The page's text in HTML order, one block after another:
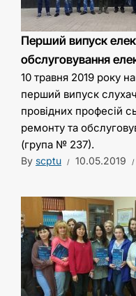
Перший випуск
обслуговування
10 травня 2019 року
перший випуск
провідних професій
ремонту та
(група № 237).
By scptu 10.05.2019